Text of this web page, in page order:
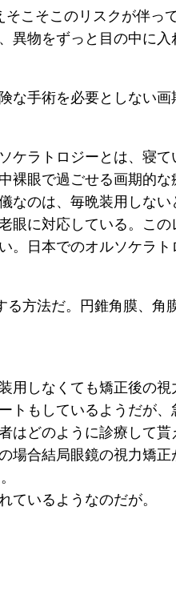
こそこのリスクが伴って
物をずっと目の中に
手術を必要としない画
ラトロジーとは、寝
眼で過ごせる画期的
なのは、毎晩装用しな
に対応している。こ
日本でのオルソケラト
方法だ。円錐角膜、
しなくても矯正後の
もしているようだが
どのように診療して貰
合結局眼鏡の視力矯正
ているようなのだが。